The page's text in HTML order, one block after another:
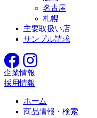
名古屋
札幌
主要取扱い店
サンプル請求
企業情報
採用情報
ホーム
商品情報・検索